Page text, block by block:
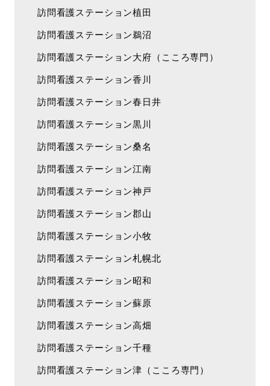
訪問看護ステーション植田
訪問看護ステーション鵜沼
訪問看護ステーション大府（こころ専門）
訪問看護ステーション香川
訪問看護ステーション春日井
訪問看護ステーション黒川
訪問看護ステーション桑名
訪問看護ステーション江南
訪問看護ステーション神戸
訪問看護ステーション郡山
訪問看護ステーション小牧
訪問看護ステーション札幌北
訪問看護ステーション昭和
訪問看護ステーション蘇原
訪問看護ステーション高畑
訪問看護ステーション千種
訪問看護ステーション津（こころ専門）